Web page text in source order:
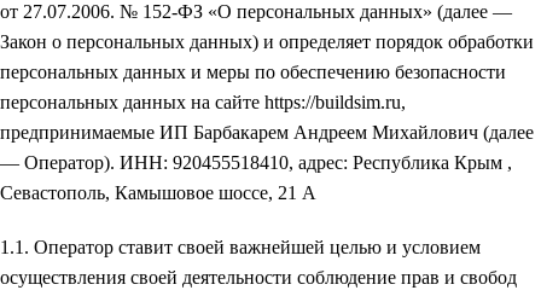
от 27.07.2006. № 152-ФЗ «О персональных данных» (далее —
Закон о персональных данных) и определяет порядок обработки
персональных данных и меры по обеспечению безопасности
персональных данных на сайте https://buildsim.ru,
предпринимаемые ИП Барбакарем Андреем Михайлович (далее
— Оператор). ИНН: 920455518410, адрес: Республика Крым ,
Севастополь, Камышовое шоссе, 21 А
1.1. Оператор ставит своей важнейшей целью и условием
осуществления своей деятельности соблюдение прав и свобод